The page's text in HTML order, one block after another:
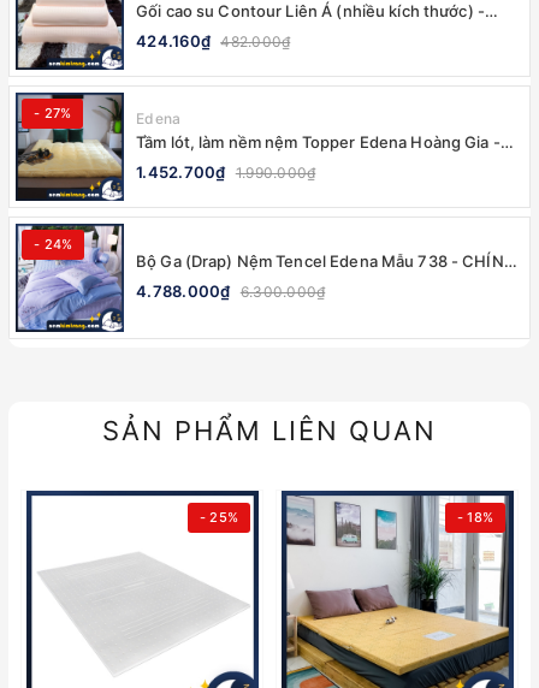
Gối cao su Contour Liên Á (nhiều kích thước) -
100% CHÍNH HÃNG
424.160₫ 482.000₫
- 27% Edena
Tầm lót, làm nềm nệm Topper Edena Hoàng Gia -
CHÍNH HÃNG, MỀM MẠI
1.452.700₫ 1.990.000₫
- 24%
Bộ Ga (Drap) Nệm Tencel Edena Mẫu 738 - CHÍNH
HÃNG, CAO CẤP
4.788.000₫ 6.300.000₫
SẢN PHẨM LIÊN QUAN
- 25% - 18%